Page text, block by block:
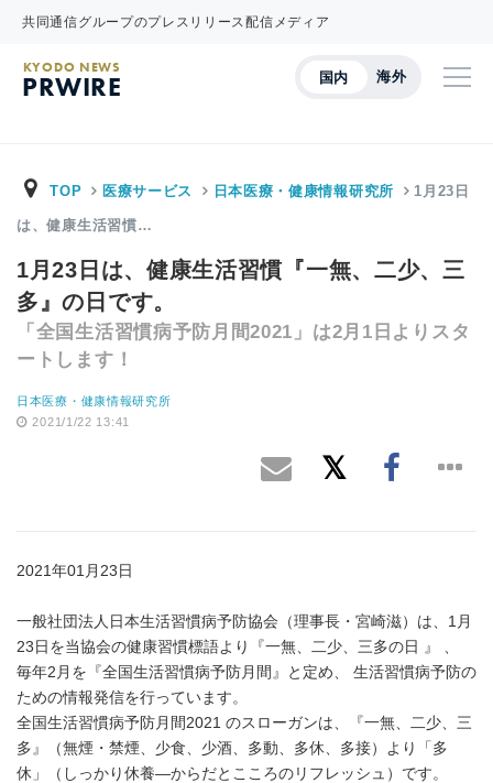
共同通信グループのプレスリリース配信メディア
国内 海外
KYODO NEWS
PRWIRE
TOP 医療サービス 日本医療・健康情報研究所 1月23日
は、健康生活習慣…
1月23日は、健康生活習慣『一無、二少、三
多』の日です。
「全国生活習慣病予防月間2021」は2月1日よりスタ
ートします！
日本医療・健康情報研究所
2021/1/22 13:41
2021年01月23日
一般社団法人日本生活習慣病予防協会（理事長・宮崎滋）は、1月
23日を当協会の健康習慣標語より『一無、二少、三多の日 』 、
毎年2月を『全国生活習慣病予防月間』と定め、 生活習慣病予防の
ための情報発信を行っています。
全国生活習慣病予防月間2021 のスローガンは、『一無、二少、三
多』（無煙・禁煙、少食、少酒、多動、多休、多接）より「多
休」（しっかり休養―からだとこころのリフレッシュ）です。